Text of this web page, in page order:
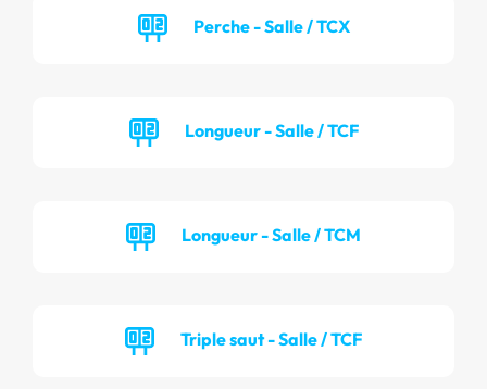
Perche - Salle / TCX
Longueur - Salle / TCF
Longueur - Salle / TCM
Triple saut - Salle / TCF